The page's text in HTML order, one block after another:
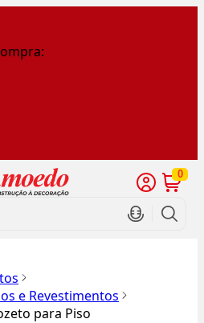
0
e Revestimentos
para Piso